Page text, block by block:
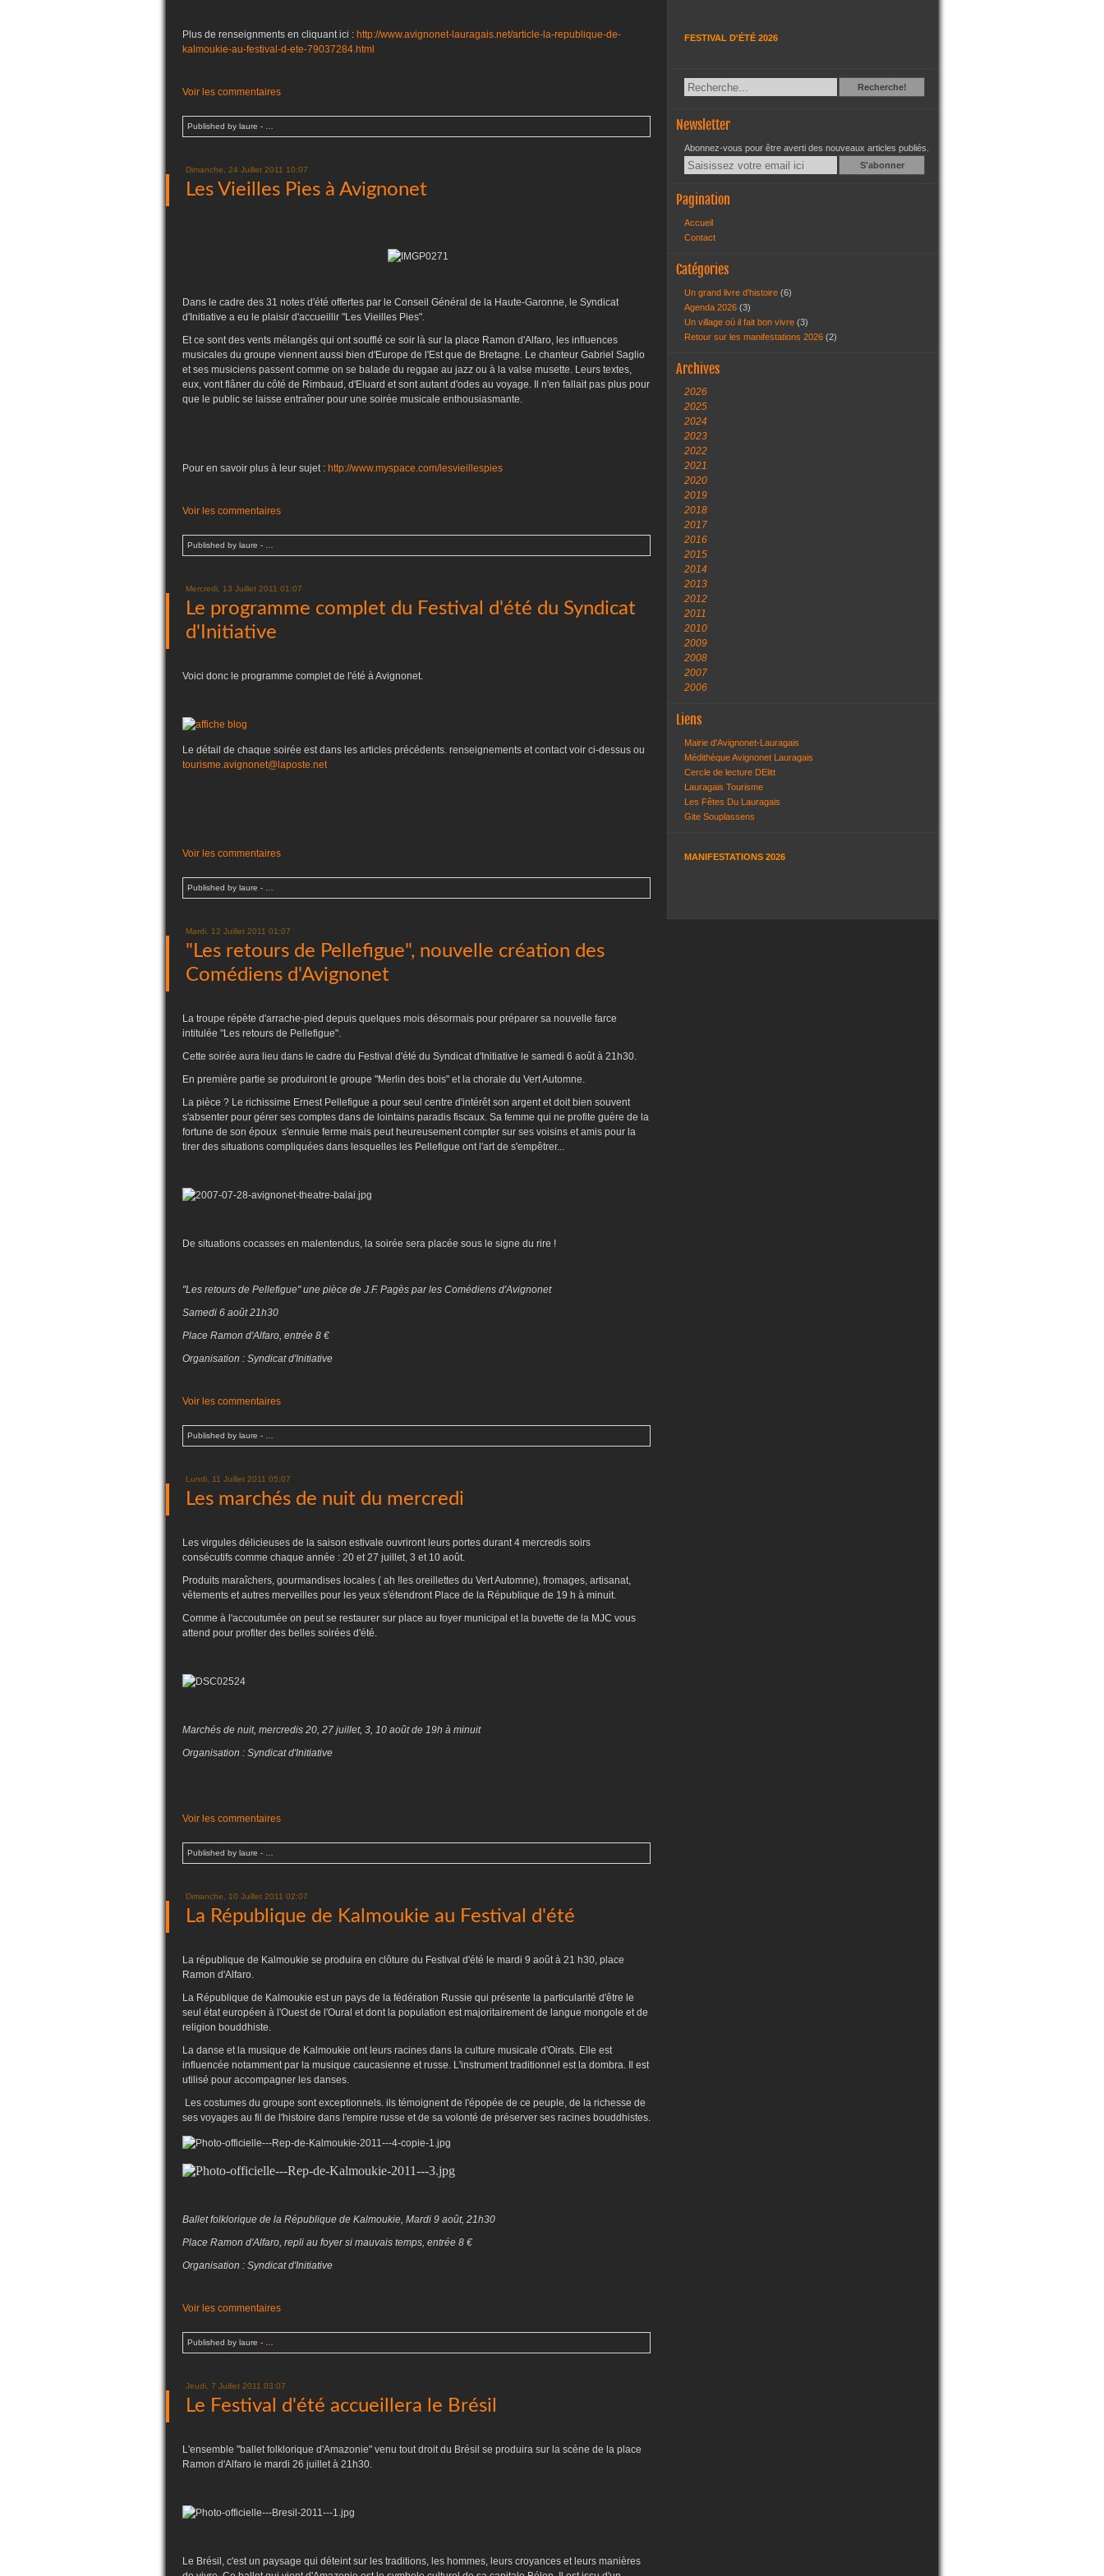
Plus de renseignments en cliquant ici : http://www.avignonet-lauragais.net/article-la-republique-de-
kalmoukie-au-festival-d-ete-79037284.html
Voir les commentaires
Published by laure -
Dimanche, 24 Juillet 2011 10:07
Les Vieilles Pies à Avignonet
Dans le cadre des 31 notes d'été offertes par le Conseil Général de la Haute-Garonne, le Syndicat
d'Initiative a eu le plaisir d'accueillir "Les Vieilles Pies".
Et ce sont des vents mélangés qui ont soufflé ce soir là sur la place Ramon d'Alfaro, les influences
musicales du groupe viennent aussi bien d'Europe de l'Est que de Bretagne. Le chanteur Gabriel Saglio
et ses musiciens passent comme on se balade du reggae au jazz ou à la valse musette. Leurs textes,
eux, vont flâner du côté de Rimbaud, d'Eluard et sont autant d'odes au voyage. Il n'en fallait pas plus pour
que le public se laisse entraîner pour une soirée musicale enthousiasmante.
Pour en savoir plus à leur sujet : http://www.myspace.com/lesvieillespies
Voir les commentaires
Published by laure -
Mercredi, 13 Juillet 2011 01:07
Le programme complet du Festival d'été du Syndicat
d'Initiative
Voici donc le programme complet de l'été à Avignonet.
Le détail de chaque soirée est dans les articles précédents. renseignements et contact voir ci-dessus ou
tourisme.avignonet@laposte.net
Voir les commentaires
Published by laure -
Mardi, 12 Juillet 2011 01:07
"Les retours de Pellefigue", nouvelle création des
Comédiens d'Avignonet
La troupe répète d'arrache-pied depuis quelques mois désormais pour préparer sa nouvelle farce
intitulée "Les retours de Pellefigue".
Cette soirée aura lieu dans le cadre du Festival d'été du Syndicat d'Initiative le samedi 6 août à 21h30.
En première partie se produiront le groupe "Merlin des bois" et la chorale du Vert Automne.
La pièce ? Le richissime Ernest Pellefigue a pour seul centre d'intérêt son argent et doit bien souvent
s'absenter pour gérer ses comptes dans de lointains paradis fiscaux. Sa femme qui ne profite guère de la
fortune de son époux s'ennuie ferme mais peut heureusement compter sur ses voisins et amis pour la
tirer des situations compliquées dans lesquelles les Pellefigue ont l'art de s'empêtrer...
De situations cocasses en malentendus, la soirée sera placée sous le signe du rire !
"Les retours de Pellefigue" une pièce de J.F. Pagès par les Comédiens d'Avignonet
Samedi 6 août 21h30
Place Ramon d'Alfaro, entrée 8 €
Organisation : Syndicat d'Initiative
Voir les commentaires
Published by laure -
Lundi, 11 Juillet 2011 05:07
Les marchés de nuit du mercredi
Les virgules délicieuses de la saison estivale ouvriront leurs portes durant 4 mercredis soirs
consécutifs comme chaque année : 20 et 27 juillet, 3 et 10 août.
Produits maraîchers, gourmandises locales ( ah !les oreillettes du Vert Automne), fromages, artisanat,
vêtements et autres merveilles pour les yeux s'étendront Place de la République de 19 h à minuit.
Comme à l'accoutumée on peut se restaurer sur place au foyer municipal et la buvette de la MJC vous
attend pour profiter des belles soirées d'été.
Marchés de nuit, mercredis 20, 27 juillet, 3, 10 août de 19h à minuit
Organisation : Syndicat d'Initiative
Voir les commentaires
Published by laure -
Dimanche, 10 Juillet 2011 02:07
La République de Kalmoukie au Festival d'été
La république de Kalmoukie se produira en clôture du Festival d'été le mardi 9 août à 21 h30, place
Ramon d'Alfaro.
La République de Kalmoukie est un pays de la fédération Russie qui présente la particularité d'être le
seul état européen à l'Ouest de l'Oural et dont la population est majoritairement de langue mongole et de
religion bouddhiste.
La danse et la musique de Kalmoukie ont leurs racines dans la culture musicale d'Oirats. Elle est
influencée notamment par la musique caucasienne et russe. L'instrument traditionnel est la dombra. Il est
utilisé pour accompagner les danses.
Les costumes du groupe sont exceptionnels. ils témoignent de l'épopée de ce peuple, de la richesse de
ses voyages au fil de l'histoire dans l'empire russe et de sa volonté de préserver ses racines bouddhistes.
Ballet folklorique de la République de Kalmoukie, Mardi 9 août, 21h30
Place Ramon d'Alfaro, repli au foyer si mauvais temps, entrée 8 €
Organisation : Syndicat d'Initiative
Voir les commentaires
Published by laure -
Jeudi, 7 Juillet 2011 03:07
Le Festival d'été accueillera le Brésil
L'ensemble "ballet folklorique d'Amazonie" venu tout droit du Brésil se produira sur la scène de la place
Ramon d'Alfaro le mardi 26 juillet à 21h30.
Le Brésil, c'est un paysage qui déteint sur les traditions, les hommes, leurs croyances et leurs manières
FESTIVAL D'ÉTÉ 2026
RechercheRecherche!
Newsletter
Abonnez-vous pour être averti des nouveaux articles publiés.
Email
Pagination
Accueil
Contact
Catégories
Un grand livre d'histoire (6)
Agenda 2026 (3)
Un village où il fait bon vivre (3)
Retour sur les manifestations 2026 (2)
Archives
2026
2025
2024
2023
2022
2021
2020
2019
2018
2017
2016
2015
2014
2013
2012
2011
2010
2009
2008
2007
2006
Liens
Mairie d'Avignonet-Lauragais
Médithèque Avignonet Lauragais
Cercle de lecture DElitt
Lauragais Tourisme
Les Fêtes Du Lauragais
Gite Souplassens
MANIFESTATIONS 2026